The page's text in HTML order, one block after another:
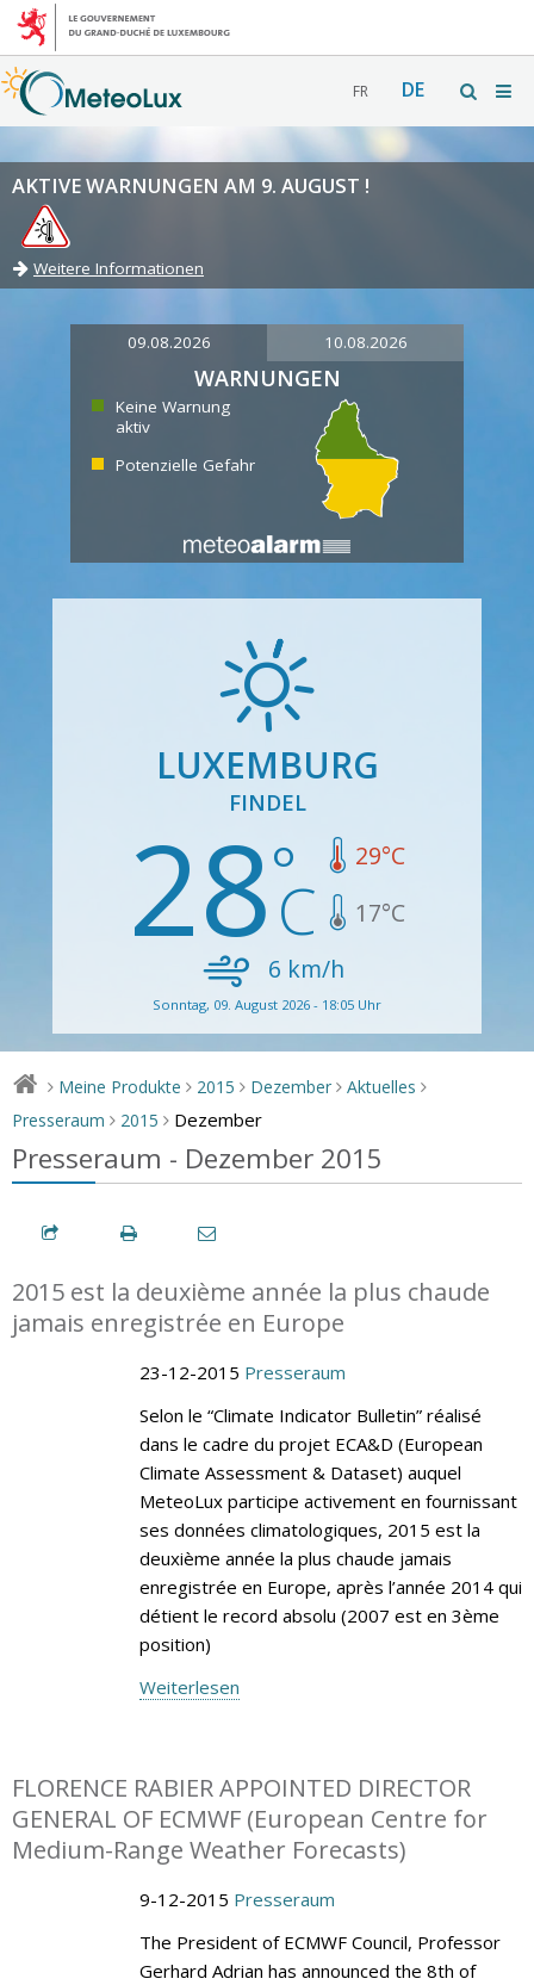
FR DE
AKTIVE WARNUNGEN AM 9. AUGUST !
Weitere Informationen
09.08.2026 10.08.2026
WARNUNGEN
Keine Warnung
aktiv
Potenzielle Gefahr
LUXEMBURG
FINDEL
28 29°C
17°C
6 km/h
Sonntag, 09. August 2026 - 18:05 Uhr
> Meine Produkte > 2015 > Dezember > Aktuelles >
Presseraum > 2015 > Dezember
Presseraum - Dezember 2015
2015 est la deuxième année la plus chaude
jamais enregistrée en Europe
23-12-2015 Presseraum
Selon le “Climate Indicator Bulletin” réalisé
dans le cadre du projet ECA&D (European
Climate Assessment & Dataset) auquel
MeteoLux participe activement en fournissant
ses données climatologiques, 2015 est la
deuxième année la plus chaude jamais
enregistrée en Europe, après l’année 2014 qui
détient le record absolu (2007 est en 3ème
position)
Weiterlesen
FLORENCE RABIER APPOINTED DIRECTOR
GENERAL OF ECMWF (European Centre for
Medium-Range Weather Forecasts)
9-12-2015 Presseraum
The President of ECMWF Council, Professor
Gerhard Adrian has announced the 8th of